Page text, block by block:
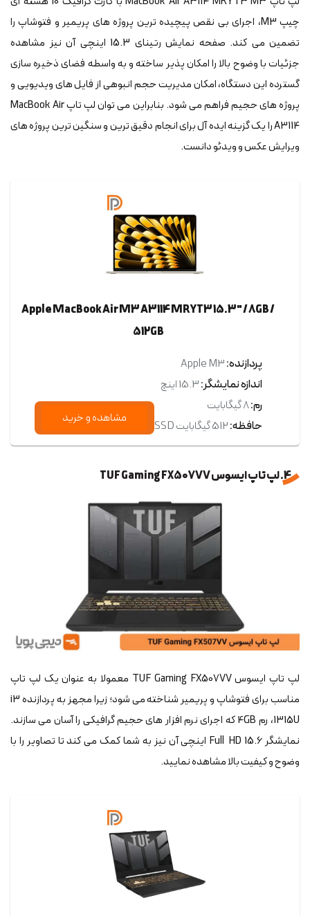
چیپ M3، اجرای بی نقص پیچیده ترین پروژه های پریمیر و فتوشاپ را
تضمین می کند. صفحه نمایش رتینای 15.3 اینچی آن نیز مشاهده
جزئیات با وضوح بالا را امکان پذیر ساخته و به واسطه فضای ذخیره سازی
گسترده این دستگاه، امکان مدیریت حجم انبوهی از فایل های ویدیویی و
پروژه های حجیم فراهم می شود. بنابراین می توان لپ تاپ MacBook Air
A3114 را یک گزینه ایده آل برای انجام دقیق ترین و سنگین ترین پروژه های
ویرایش عکس و ویدئو دانست.
Apple MacBook Air M3 A3114 MRYT3 15.3" / 8GB /
512GB
پردازنده:Apple M3
اندازه نمایشگر:15.3 اینچ
رم:8 گیگابایت
حافظه:512 گیگابایت SSD مشاهده و خرید
4. لپ تاپ ایسوس TUF Gaming FX507VV
لپ تاپ ایسوس TUF Gaming FX507VV معمولا به عنوان یک لپ تاپ
مناسب برای فتوشاپ و پریمیر شناخته می شود؛ زیرا مجهز به پردازنده i3
1315U، رم 4GB که اجرای نرم افزار های حجیم گرافیکی را آسان می سازند.
نمایشگر Full HD 15.6 اینچی آن نیز به شما کمک می کند تا تصاویر را با
وضوح و کیفیت بالا مشاهده نمایید.